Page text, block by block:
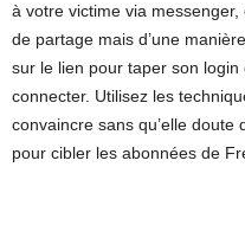
à votre victime via
de partage mais d’une
sur le lien pour taper son
connecter. Utilisez les
convaincre sans qu’elle
pour cibler les abonnées de